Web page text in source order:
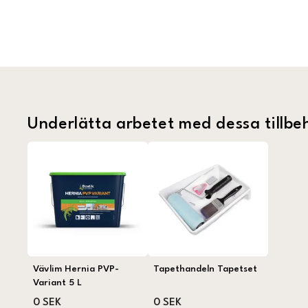
Underlätta arbetet med dessa
Vävlim Hernia PVP-
Variant 5 L
0 SEK
Tapethandeln Tapetset
0 SEK